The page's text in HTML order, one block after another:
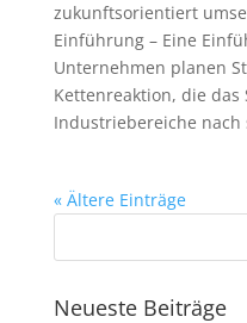
zukunftsorientiert
Einführung – Eine
Unternehmen planen
Kettenreaktion, die
Industriebereiche nach
« Ältere Einträge
Neueste Beiträge